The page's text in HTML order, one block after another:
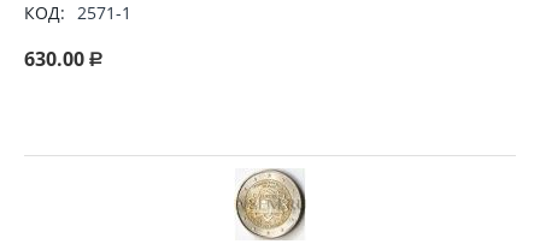
КОД: 2571-1
630.00 Р